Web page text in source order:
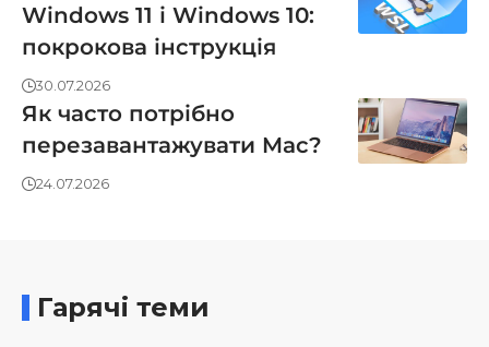
Windows 11 і Windows 10:
покрокова інструкція
30.07.2026
Як часто потрібно
перезавантажувати Mac?
24.07.2026
Гарячі теми